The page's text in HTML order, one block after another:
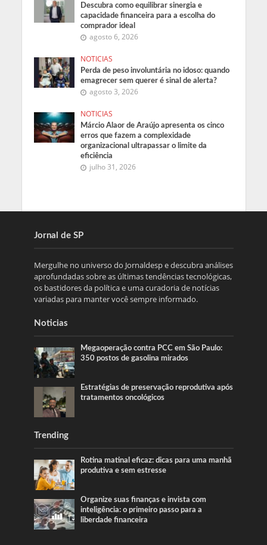
Descubra como equilibrar sinergia e
capacidade financeira para a escolha do
comprador ideal
agosto 6, 2026
NOTICIAS
Perda de peso involuntária no idoso: quando
emagrecer sem querer é sinal de alerta?
agosto 3, 2026
NOTICIAS
Márcio Alaor de Araújo apresenta os cinco
erros que fazem a complexidade
organizacional ultrapassar o limite da
eficiência
julho 31, 2026
Jornal de SP
Mergulhe no universo do Jornaldesp e descubra análises
aprofundadas sobre as últimas tendências tecnológicas,
os bastidores da política e uma curadoria de notícias
variadas para manter você sempre informado.
Noticias
Megaoperação contra PCC em São Paulo:
350 postos de gasolina mirados
Estratégias de preservação reprodutiva após
tratamentos oncológicos
Trending
Rotina matinal eficaz: dicas para uma manhã
produtiva e sem estresse
Organize suas finanças e invista com
inteligência: o primeiro passo para a
liberdade financeira